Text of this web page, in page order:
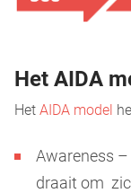
Het AIDA
Het AIDA model
Awareness –
draait om